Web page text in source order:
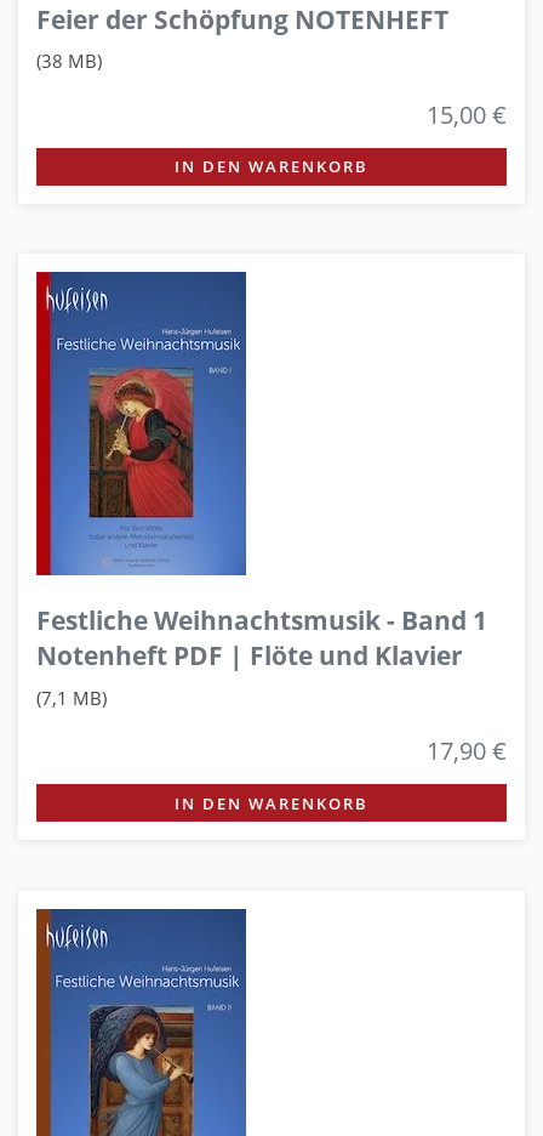
Feier der Schöpfung NOTENHEFT
(38 MB)
15,00 €
IN DEN WARENKORB
Festliche Weihnachtsmusik - Band 1
Notenheft PDF | Flöte und Klavier
(7,1 MB)
17,90 €
IN DEN WARENKORB